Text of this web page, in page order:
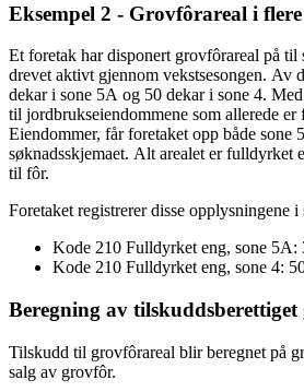
Eksempel 2 - Grovfôrareal i
Et foretak har disponert grovfôrareal på til
drevet aktivt gjennom vekstsesongen. Av
dekar i sone 5A og 50 dekar i sone 4.
til jordbrukseiendommene som allerede
Eiendommer, får foretaket opp både sone
søknadsskjemaet. Alt arealet er fulldyrket
til fôr.
Foretaket registrerer disse opplysningene i
Kode 210 Fulldyrket eng, sone 5A:
Kode 210 Fulldyrket eng, sone 4:
Beregning av
Tilskudd til grovfôrareal blir beregnet på
salg av grovfôr.